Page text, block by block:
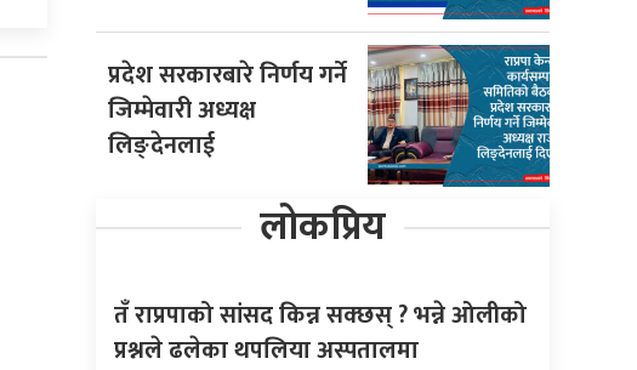
प्रदेश सरकारबारे निर्णय गर्ने
जिम्मेवारी अध्यक्ष
लिङ्देनलाई
लोकप्रिय
तँ राप्रपाको सांसद किन्न सक्छस् ? भन्ने ओलीको
प्रश्नले ढलेका थपलिया अस्पतालमा